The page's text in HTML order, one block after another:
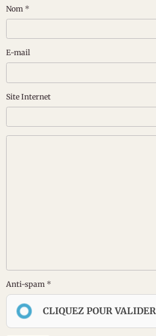
Nom
E-mail
Site Internet
Anti-spam
CLIQUEZ POUR VALIDER